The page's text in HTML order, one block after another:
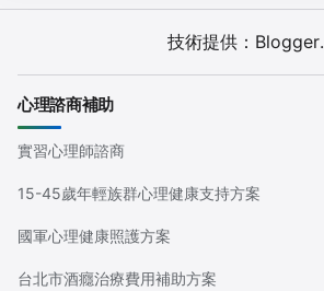
技術提供： Blogger.
心理諮商補助
實習心理師諮商
15-45歲年輕族群心理健康支持方案
國軍心理健康照護方案
台北市酒癮治療費用補助方案